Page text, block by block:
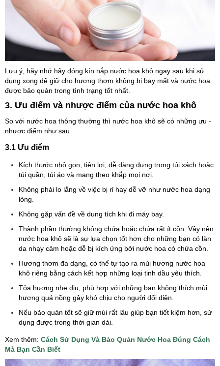
Lưu ý, hãy nhớ hãy đóng kín nắp nước hoa khô ngay sau khi sử
dụng xong để giữ cho hương thơm không bị bay mất và nước hoa
được bảo quản trong tình trạng tốt nhất.
3. Ưu điểm và nhược điểm của nước hoa khô
So với nước hoa thông thường thì nước hoa khô sẽ có những ưu -
nhược điểm như sau.
3.1 Ưu điểm
Kích thước nhỏ gọn, tiện lợi, dễ dàng đựng trong túi xách hoặc
túi quần, túi áo và mang theo khắp mọi nơi.
Không phải lo lắng về việc bị rỉ hay dễ vỡ như nước hoa dạng
lỏng.
Không gặp vấn đề về dung tích khi đi máy bay.
Thành phần thường không chứa hoặc chứa rất ít cồn. Vậy nên
nước hoa khô sẽ là sự lựa chọn tốt hơn cho những bạn có làn
da nhạy cảm hoặc dễ bị kích ứng bởi nước hoa có chứa cồn.
Hương thơm đa dạng, có thể tự tạo ra mùi hương nước hoa
khô riêng bằng cách kết hợp những loại tinh dầu yêu thích.
Tỏa hương nhẹ dịu, phù hợp với những bạn không thích mùi
hương quá nồng gây khó chịu cho người đối diện.
Nếu bảo quản tốt sẽ giữ mùi rất lâu giúp bạn tiết kiệm hơn, sử
dụng được trong thời gian dài.
Xem thêm: Cách Sử Dụng Và Bảo Quản Nước Hoa Đúng Cách
Mà Bạn Cần Biết